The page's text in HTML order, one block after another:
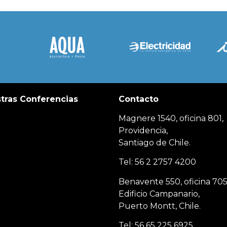
Conferencias Contacto
Magnere 1540, oficina 801,
Providencia,
Santiago de Chile.
Tel: 56 2 2757 4200
Benavente 550, oficina
Edificio Campanario,
Puerto Montt, Chile.